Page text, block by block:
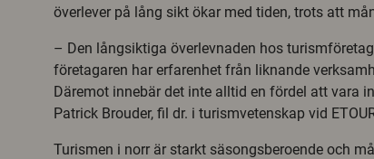
överlever på lång sikt ökar med tiden, trots att
– Den långsiktiga överlevnaden hos
företagaren har erfarenhet från liknande
Däremot innebär det inte alltid en fördel att vara
Patrick Brouder, fil dr. i turismvetenskap vid
Turismen i norr är starkt säsongsberoende och